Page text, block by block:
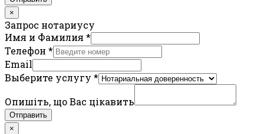
×
Запрос нотариусу
Имя и Фамилия *
Телефон *
Email
Выберите услугу *
Опишіть, що Вас цікавить
Отправить
×